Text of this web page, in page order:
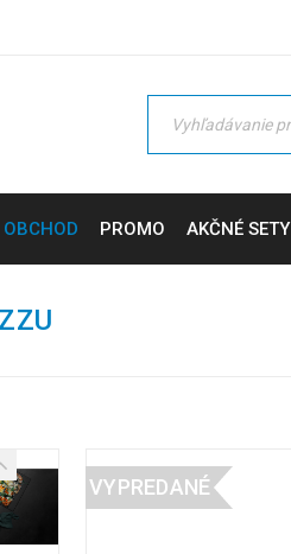
OBCHOD PROMO AKČNÉ SETY
VYPREDANÉ